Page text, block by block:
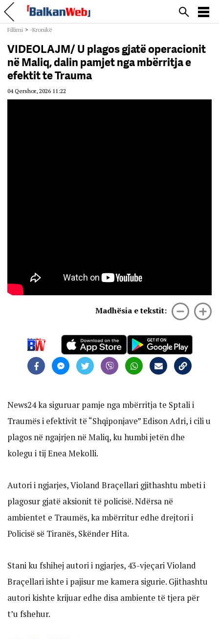
Fillimi > -Kronikë
VIDEOLAJM/ U plagos gjatë operacionit
në Maliq, dalin pamjet nga mbërritja e
efektit te Trauma
04 Qershor, 2026 11:22
Madhësia e tekstit:
News24 ka siguruar pamje nga mbërritja te Sptali i
Traumës i efektivit të “Shqiponjave” Edison Adri, i cili u
plagos në ngajrjen në Maliq, ku humbi jetën dhe
kolegu i tij Enea Mekolli.
Autori i ngjarjes, Violand Braçellari gjithashtu mbeti i
plagosur gjatë aksionit të policisë. Ndërsa në
ambientet e Traumës, ka mbërritur edhe drejtori i
Policisë së Tiranës, Skënder Hita.
Stani ku fshihej autori i ngjarjes, 43-vjeçari Violand
Braçellari ishte i pajisur me kamera sigurie. Gjithashtu
autori kishte krijuar edhe disa ambiente të tjera për
t’u fshehur.